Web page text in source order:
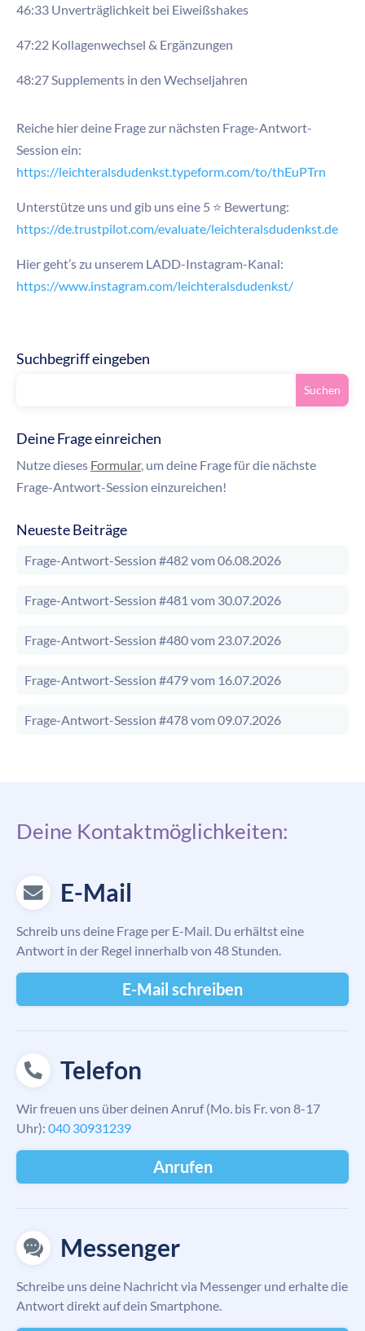
46:33 Unverträglichkeit bei Eiweißshakes
47:22 Kollagenwechsel & Ergänzungen
48:27 Supplements in den Wechseljahren
Reiche hier deine Frage zur nächsten Frage-Antwort-
Session ein:
https://leichteralsdudenkst.typeform.com/to/thEuPTrn
Unterstütze uns und gib uns eine 5 ⭐ Bewertung:
https://de.trustpilot.com/evaluate/leichteralsdudenkst.de
Hier geht’s zu unserem LADD-Instagram-Kanal:
https://www.instagram.com/leichteralsdudenkst/
Suchbegriff eingeben
Deine Frage einreichen
Nutze dieses Formular, um deine Frage für die nächste
Frage-Antwort-Session einzureichen!
Neueste Beiträge
Frage-Antwort-Session #482 vom 06.08.2026
Frage-Antwort-Session #481 vom 30.07.2026
Frage-Antwort-Session #480 vom 23.07.2026
Frage-Antwort-Session #479 vom 16.07.2026
Frage-Antwort-Session #478 vom 09.07.2026
Deine Kontaktmöglichkeiten:
E-Mail
Schreib uns deine Frage per E-Mail. Du erhältst eine
Antwort in der Regel innerhalb von 48 Stunden.
E-Mail schreiben
Telefon
Wir freuen uns über deinen Anruf (Mo. bis Fr. von 8-17
Uhr): 040 30931239
Anrufen
Messenger
Schreibe uns deine Nachricht via Messenger und erhalte die
Antwort direkt auf dein Smartphone.